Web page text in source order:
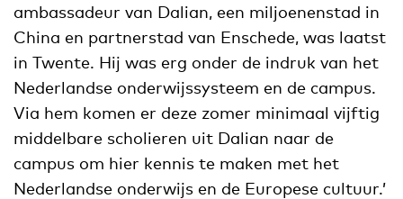
ambassadeur van Dalian, een miljoenenstad in
China en partnerstad van Enschede, was laatst
in Twente. Hij was erg onder de indruk van het
Nederlandse onderwijssysteem en de campus.
Via hem komen er deze zomer minimaal vijftig
middelbare scholieren uit Dalian naar de
campus om hier kennis te maken met het
Nederlandse onderwijs en de Europese cultuur.’